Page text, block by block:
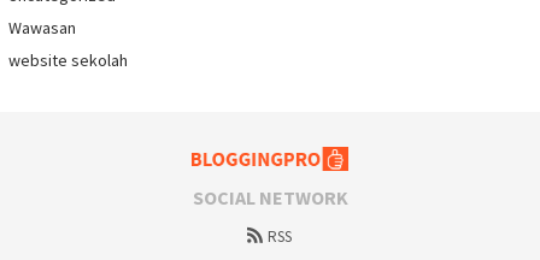
Wawasan
website sekolah
SOCIAL NETWORK
RSS